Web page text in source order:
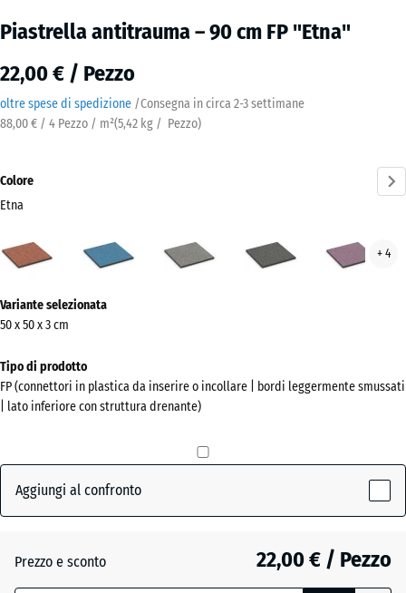
Piastrella antitrauma – 90 cm FP "Etna"
22,00 € / Pezzo
oltre spese di spedizione /Consegna in circa 2-3 settimane
88,00 € / 4 Pezzo / m²(5,42 kg / Pezzo)
Colore
Etna
(active)
grigio
grigio
+ 4
informazioni
sui
colori?
Mostra
la
Etna(active)
Atlantico
Variante selezionata
50 x 50 x 3 cm
Tipo di prodotto
FP (connettori in plastica da inserire o incollare | bordi leggermente smussati
| lato inferiore con struttura drenante)
Aggiungi al confronto
Prezzo e sconto 22,00 € / Pezzo